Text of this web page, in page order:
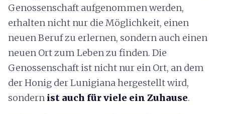
Genossenschaft aufgenommen werden,
erhalten nicht nur die Möglichkeit, einen
neuen Beruf zu erlernen, sondern auch einen
neuen Ort zum Leben zu finden. Die
Genossenschaft ist nicht nur ein Ort, an dem
der Honig der Lunigiana hergestellt wird,
sondern ist auch für viele ein Zuhause.